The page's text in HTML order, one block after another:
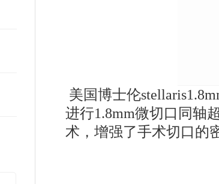
美国博士伦
进行1.8mm微切口同轴
术，增强了手术切口的